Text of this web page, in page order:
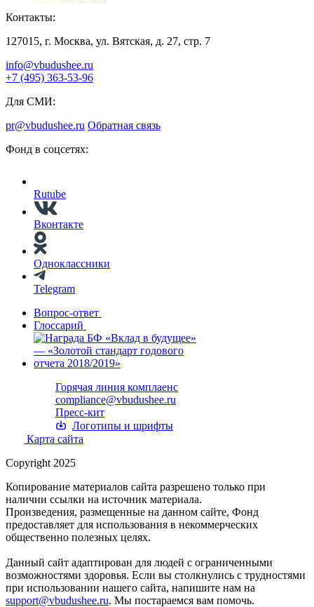
Контакты:
127015, г. Москва, ул. Вятская, д. 27, стр. 7
info@vbudushee.ru
+7 (495) 363-53-96
Для СМИ:
pr@vbudushee.ru Обратная связь
Фонд в соцсетях:
Rutube
Вконтакте
Одноклассники
Telegram
Вопрос-ответ
Глоссарий
Горячая линия комплаенс
compliance@vbudushee.ru
Пресс-кит
Логотипы и шрифты
Карта сайта
Copyright 2025
Копирование материалов сайта разрешено только при
наличии ссылки на источник материала.
Произведения, размещенные на данном сайте, Фонд
предоставляет для использования в некоммерческих
общественно полезных целях.
Данный сайт адаптирован для людей с ограниченными
возможностями здоровья. Если вы столкнулись с трудностями
при использовании нашего сайта, напишите нам на
support@vbudushee.ru. Мы постараемся вам помочь.